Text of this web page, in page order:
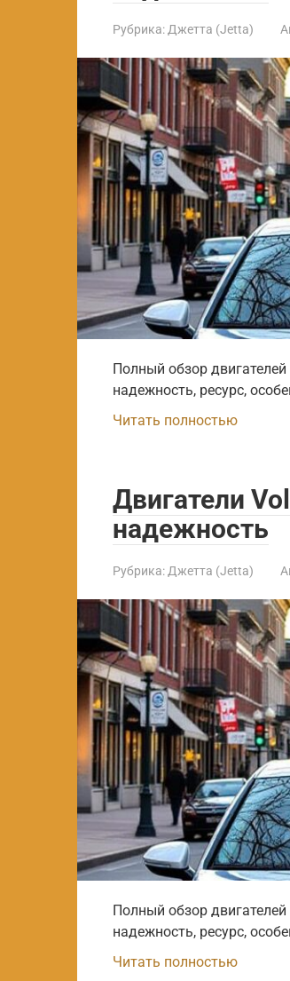
Рубрика: Джетта (Jetta)
Полный обзор
надежность, ресурс,
Читать полностью
Двигатели
надежность
Рубрика:Джетта (Jetta)
Полный обзор
надежность, ресурс,
Читать полностью